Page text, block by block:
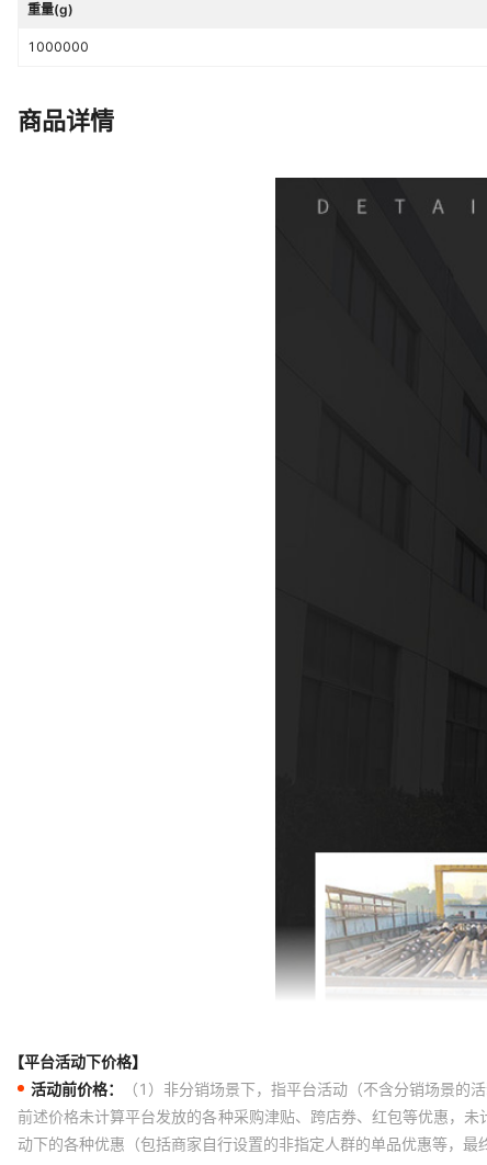
重量(g)
1000000
商品详情
【平台活动下价格】
活动前价格：
（1）非分销场景下，指平台活动（不含分销场景
前述价格未计算平台发放的各种采购津贴、跨店券、红包等优惠，
动下的各种优惠（包括商家自行设置的非指定人群的单品优惠等，